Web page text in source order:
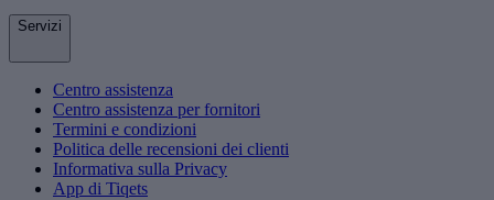
Servizi
Centro assistenza
Centro assistenza per fornitori
Termini e condizioni
Politica delle recensioni dei clienti
Informativa sulla Privacy
App di Tiqets